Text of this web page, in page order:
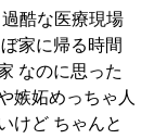
酷な医療現場
家に帰る時間
なのに思った
嫉妬めっちゃ人
けど ちゃんと